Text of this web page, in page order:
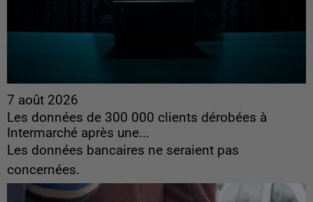
7 août 2026
Les données de 300 000 clients dérobées à
Intermarché après une...
Les données bancaires ne seraient pas
concernées.